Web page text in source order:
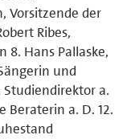
Vorsitzende der
Ribes,
8. Hans Pallaske,
und
Studiendirektor a.
Beraterin a. D. 12.